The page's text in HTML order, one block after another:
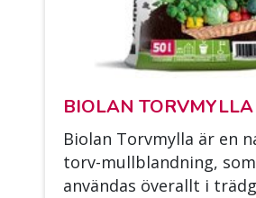
BIO­LAN TORV­MYL­LA
Bio­lan Torv­myl­la är en
torv-mullbland­ning,
an­vän­das öve­rallt i